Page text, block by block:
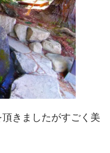
きましたがすごく美